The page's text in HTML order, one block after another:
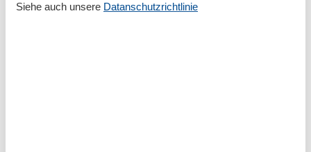
Nichtraucher
Siehe auch unsere Datanschutzrichtlinie